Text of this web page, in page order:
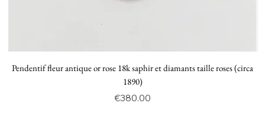
Pendentif fleur antique or rose 18k saphir et diamants taille roses (circa
1890)
Price
€380.00